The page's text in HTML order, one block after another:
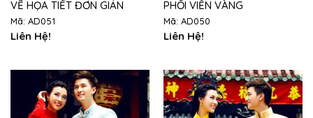
VẼ HỌA TIẾT ĐƠN GIẢN
Mã: AD051
Liên Hệ!
PHỐI VIỀN VÀNG
Mã: AD050
Liên Hệ!